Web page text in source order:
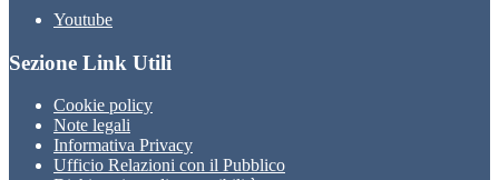
Youtube
Sezione Link Utili
Cookie policy
Note legali
Informativa Privacy
Ufficio Relazioni con il Pubblico